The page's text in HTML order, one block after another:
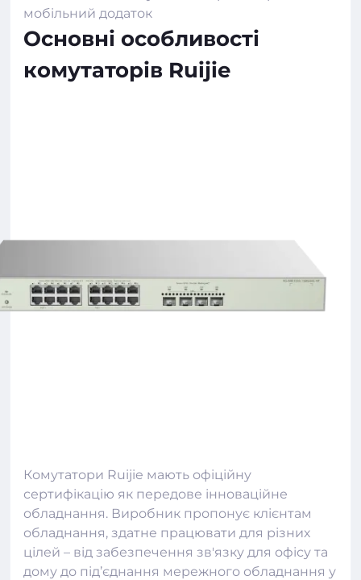
мобільний додаток
Основні особливості
комутаторів Ruijie
Комутатори Ruijie мають офіційну
сертифікацію як передове інноваційне
обладнання. Виробник пропонує клієнтам
обладнання, здатне працювати для різних
цілей – від забезпечення зв'язку для офісу та
дому до під’єднання мережного обладнання у